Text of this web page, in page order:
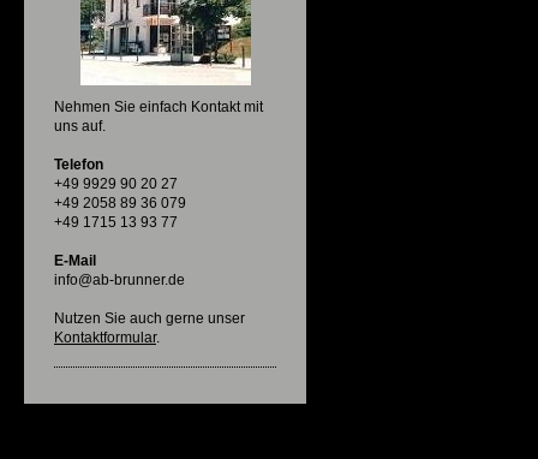
Nehmen Sie einfach Kontakt mit
uns auf.
Telefon
+49 9929 90 20 27
+49 2058 89 36 079
+49 1715 13 93 77
E-Mail
info@ab-brunner.de
Nutzen Sie auch gerne unser
Kontaktformular.